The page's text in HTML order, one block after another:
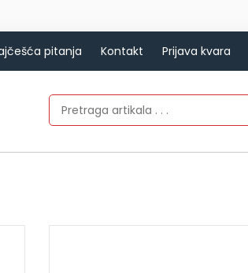
pitanja Kontakt Prijava kvara